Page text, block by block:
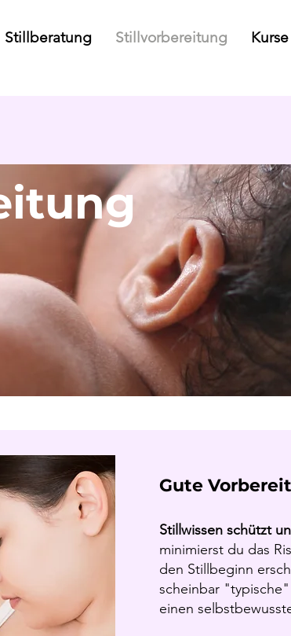
Stillberatung Stillvorbereitung Kurse
Gute
Stillwissen schützt
minimierst du das
den Stillbeginn
scheinbar
einen